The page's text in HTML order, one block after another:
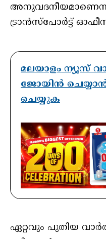
ട്രാന്‍സ്‌പോര്‍ട്ട്
മലയാളം ന്യൂസ്
ജോയിൻ ചെയ്യാൻ
ചെയ്യുക
ഏറ്റവും പുതിയ